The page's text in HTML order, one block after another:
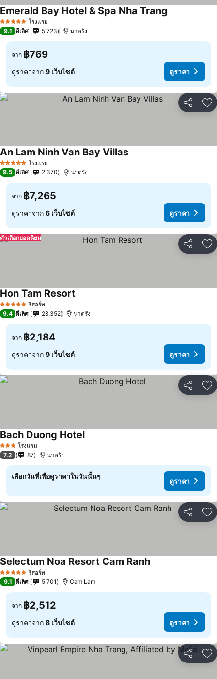
5 ดาว โรงแรม
Emerald Bay Hotel & Spa Nha Trang
9.1 ดีเลิศ 5,723 นาตรัง
จาก ฿769
ดูราคาจาก 9 เว็บไซต์ ดูราคา
แชร์ เ
5 ดาว โรงแรม
An Lam Ninh Van Bay Villas
9.5 ดีเลิศ 2,370 นาตรัง
จาก ฿7,265
ดูราคาจาก 6 เว็บไซต์ ดูราคา
แชร์ เ
ตัวเลือกยอดนิยม
5 ดาว รีสอร์ท
Hon Tam Resort
9.4 ดีเลิศ 28,352 นาตรัง
จาก ฿2,184
ดูราคาจาก 9 เว็บไซต์ ดูราคา
แชร์ เ
3 ดาว โรงแรม
Bach Duong Hotel
7.2 87 นาตรัง
เลือกวันที่เพื่อดูราคาในวันนั้นๆ
ดูราคา
แชร์ เ
5 ดาว รีสอร์ท
Selectum Noa Resort Cam Ranh
9.1 ดีเลิศ 5,701 Cam Lam
จาก ฿2,512
ดูราคาจาก 8 เว็บไซต์ ดูราคา
แชร์ เ